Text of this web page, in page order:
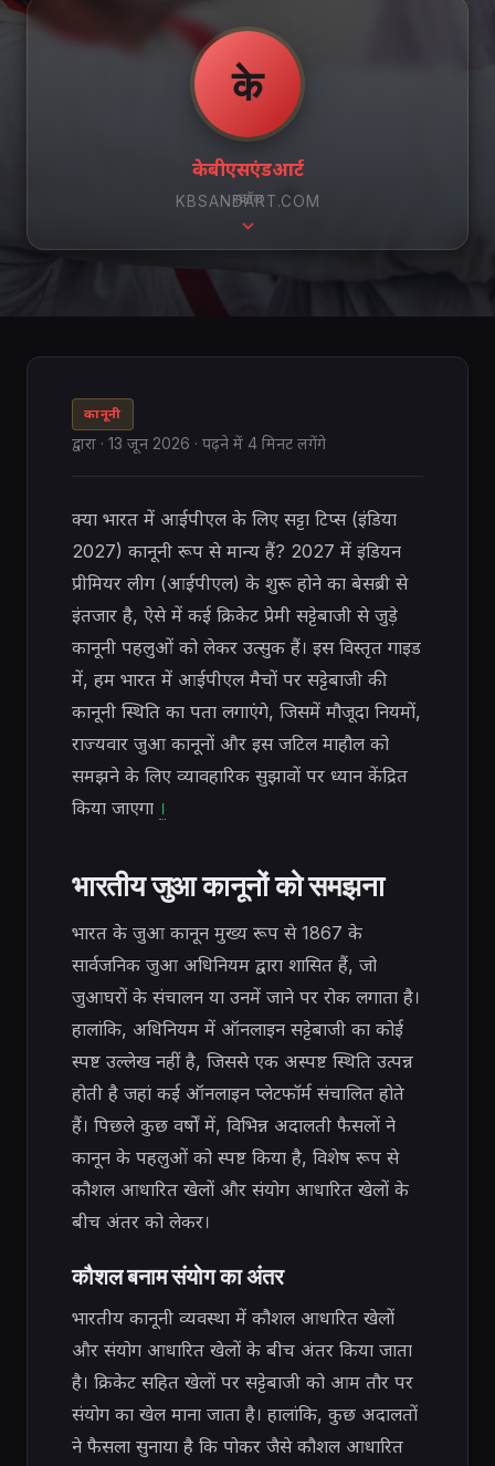
के
केबीएसएंडआर्ट
KBSANDART.COM
स्क्रॉल
कानूनी
द्वारा · 13 जून 2026 · पढ़ने में 4 मिनट लगेंगे
क्या भारत में आईपीएल के लिए सट्टा टिप्स (इंडिया
2027) कानूनी रूप से मान्य हैं? 2027 में इंडियन
प्रीमियर लीग (आईपीएल) के शुरू होने का बेसब्री से
इंतजार है, ऐसे में कई क्रिकेट प्रेमी सट्टेबाजी से जुड़े
कानूनी पहलुओं को लेकर उत्सुक हैं। इस विस्तृत गाइड
में, हम भारत में आईपीएल मैचों पर सट्टेबाजी की
कानूनी स्थिति का पता लगाएंगे, जिसमें मौजूदा नियमों,
राज्यवार जुआ कानूनों और इस जटिल माहौल को
समझने के लिए व्यावहारिक सुझावों पर ध्यान केंद्रित
किया जाएगा ।
भारतीय जुआ कानूनों को समझना
भारत के जुआ कानून मुख्य रूप से 1867 के
सार्वजनिक जुआ अधिनियम द्वारा शासित हैं, जो
जुआघरों के संचालन या उनमें जाने पर रोक लगाता है।
हालांकि, अधिनियम में ऑनलाइन सट्टेबाजी का कोई
स्पष्ट उल्लेख नहीं है, जिससे एक अस्पष्ट स्थिति उत्पन्न
होती है जहां कई ऑनलाइन प्लेटफॉर्म संचालित होते
हैं। पिछले कुछ वर्षों में, विभिन्न अदालती फैसलों ने
कानून के पहलुओं को स्पष्ट किया है, विशेष रूप से
कौशल आधारित खेलों और संयोग आधारित खेलों के
बीच अंतर को लेकर।
कौशल बनाम संयोग का अंतर
भारतीय कानूनी व्यवस्था में कौशल आधारित खेलों
और संयोग आधारित खेलों के बीच अंतर किया जाता
है। क्रिकेट सहित खेलों पर सट्टेबाजी को आम तौर पर
संयोग का खेल माना जाता है। हालांकि, कुछ अदालतों
ने फैसला सुनाया है कि पोकर जैसे कौशल आधारित